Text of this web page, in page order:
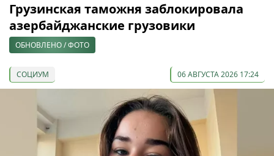
Грузинская таможня заблокировала
азербайджанские грузовики
ОБНОВЛЕНО / ФОТО
СОЦИУМ 06 АВГУСТА 2026 17:24